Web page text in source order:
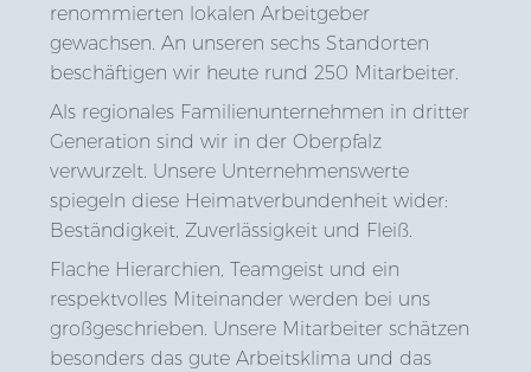
renommierten lokalen Arbeitgeber
gewachsen. An unseren sechs Standorten
beschäftigen wir heute rund 250 Mitarbeiter.
Als regionales Familienunternehmen in dritter
Generation sind wir in der Oberpfalz
verwurzelt. Unsere Unternehmenswerte
spiegeln diese Heimatverbundenheit wider:
Beständigkeit, Zuverlässigkeit und Fleiß.
Flache Hierarchien, Teamgeist und ein
respektvolles Miteinander werden bei uns
großgeschrieben. Unsere Mitarbeiter schätzen
besonders das gute Arbeitsklima und das